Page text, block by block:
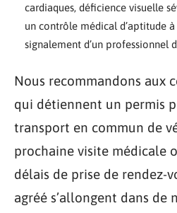
cardiaques, déficience visuelle
un contrôle médical d’aptitude
signalement d’un professionnel
Nous recommandons aux
qui détiennent un permis
transport en commun de
prochaine visite médicale
délais de prise de rendez-
agréé s’allongent dans de